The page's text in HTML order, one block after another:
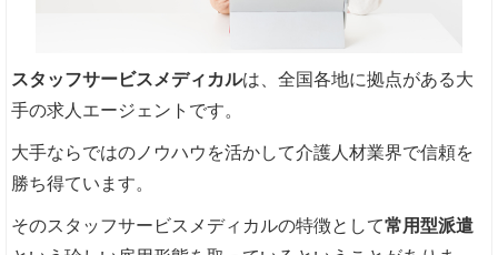
スタッフサービスメディカルは、全国各地に拠点がある大
手の求人エージェントです。
大手ならではのノウハウを活かして介護人材業界で信頼を
勝ち得ています。
そのスタッフサービスメディカルの特徴として常用型派遣